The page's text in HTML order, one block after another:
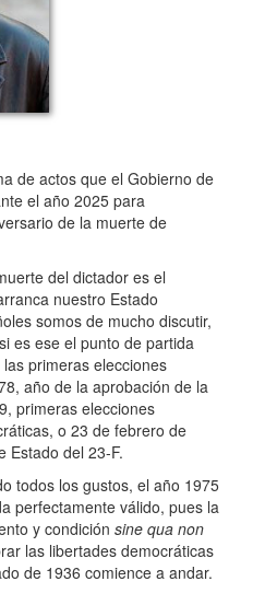
de actos que el Gobierno de
el año 2025 para
de la muerte de
del dictador es el
nuestro Estado
somos de mucho discutir,
es ese el punto de partida
primeras elecciones
año de la aprobación de la
primeras elecciones
o 23 de febrero de
Estado del 23-F.
todos los gustos, el año 1975
perfectamente válido, pues la
y condición sine qua non
las libertades democráticas
de 1936 comience a andar.